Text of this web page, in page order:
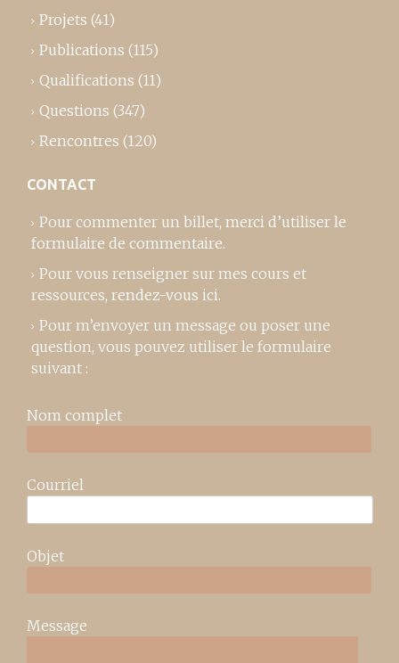
Projets (41)
Publications (115)
Qualifications (11)
Questions (347)
Rencontres (120)
CONTACT
Pour commenter un billet, merci d’utiliser le
formulaire de commentaire.
Pour vous renseigner sur mes cours et
ressources, rendez-vous ici.
Pour m’envoyer un message ou poser une
question, vous pouvez utiliser le formulaire
suivant :
Nom complet
Courriel
Objet
Message